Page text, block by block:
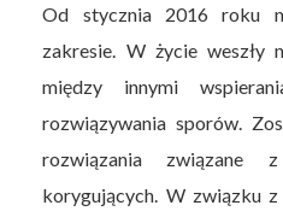
Od stycznia 2016 roku
zakresie. W życie weszły
między innymi
rozwiązywania sporów.
rozwiązania związane
korygujących. W związku